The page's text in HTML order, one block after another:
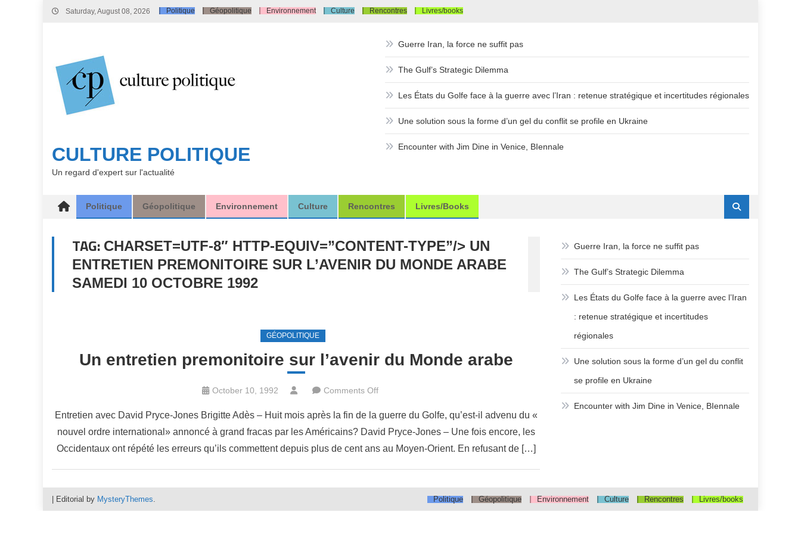
Skip
Saturday, August 08, 2026 Politique Géopolitique Environnement Culture Rencontres Livres/books
CULTURE POLITIQUE
Un regard d'expert sur l'actualité
Guerre Iran, la force ne suffit pas
The Gulf’s Strategic Dilemma
Les États du Golfe face à la guerre avec l’Iran : retenue stratégique et incertitudes régionales
Une solution sous la forme d’un gel du conflit se profile en Ukraine
Encounter with Jim Dine in Venice, BIennale
Politique Géopolitique Environnement Culture Rencontres Livres/books
TAG: CHARSET=UTF-8″ HTTP-EQUIV=”CONTENT-TYPE”/> UN
ENTRETIEN PREMONITOIRE SUR L’AVENIR DU MONDE ARABE
SAMEDI 10 OCTOBRE 1992
GÉOPOLITIQUE
Un entretien premonitoire sur l’avenir du Monde arabe
October 10, 1992 Comments Offon
entretien
premonitoire
sur
Entretien avec David Pryce-Jones Brigitte Adès – Huit mois après la fin de la guerre du Golfe, qu’est-il advenu du «
nouvel ordre international» annoncé à grand fracas par les Américains? David Pryce-Jones – Une fois encore, les
Occidentaux ont répété les erreurs qu’ils commettent depuis plus de cent ans au Moyen-Orient. En refusant de […]
Guerre Iran, la force ne suffit pas
The Gulf’s Strategic Dilemma
Les États du Golfe face à la guerre avec l’Iran
: retenue stratégique et incertitudes
régionales
Une solution sous la forme d’un gel du conflit
se profile en Ukraine
Encounter with Jim Dine in Venice, BIennale
Editorial by MysteryThemes. Politique Géopolitique Environnement Culture Rencontres Livres/books